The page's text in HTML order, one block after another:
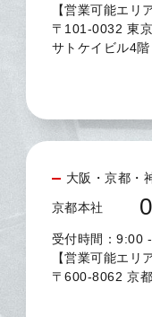
【営業可能エリ
〒101-0032 東
サトケイビル4階
大阪・京都・
京都本社
受付時間：9:00
【営業可能エリ
〒600-8062 京